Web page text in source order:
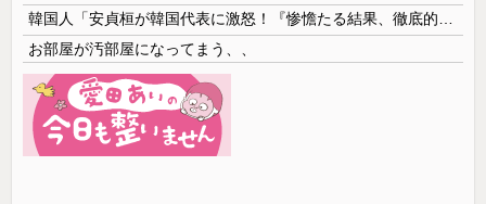
お部屋が汚部屋になってまう、、